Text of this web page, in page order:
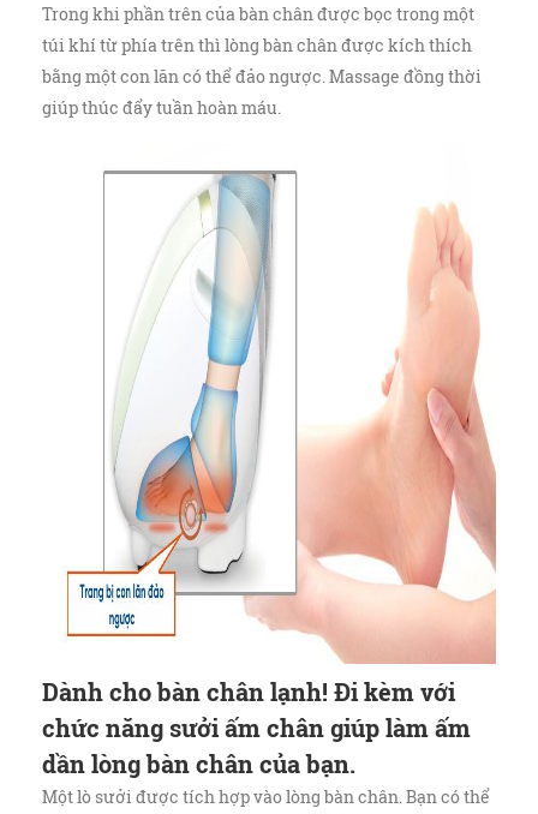
Trong khi phần trên của bàn chân được bọc trong một
túi khí từ phía trên thì lòng bàn chân được kích thích
bằng một con lăn có thể đảo ngược. Massage đồng thời
giúp thúc đẩy tuần hoàn máu.
Dành cho bàn chân lạnh! Đi kèm với
chức năng sưởi ấm chân giúp làm ấm
dần lòng bàn chân của bạn.
Một lò sưởi được tích hợp vào lòng bàn chân. Bạn có thể